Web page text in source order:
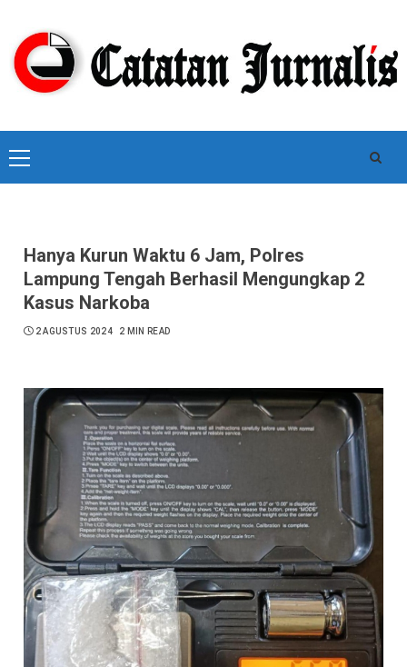
content
Primary
Menu
Hanya Kurun Waktu 6 Jam, Polres
Lampung Tengah Berhasil Mengungkap 2
Kasus Narkoba
2 AGUSTUS 2024 2 MIN READ